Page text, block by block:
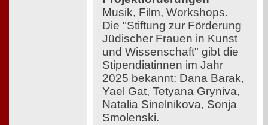
Musik, Film, Workshops.
Die "Stiftung zur Förderung
Jüdischer Frauen in Kunst
und Wissenschaft" gibt die
Stipendiatinnen im Jahr
2025 bekannt: Dana Barak,
Yael Gat, Tetyana Gryniva,
Natalia Sinelnikova, Sonja
Smolenski.